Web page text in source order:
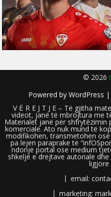
© 2026
Powered by WordPress |
V Ë R E J T J E – Të gjitha
videot, janë të mbrojtura me
Materialet janë për shfrytëzimin
komerciale. Ato nuk mund të
modifikohen, transmetohen
pa lejen paraprake të
ndonjë portal ose medium
shkelje e drejtave autoriale
ligjore
email:
marketing: